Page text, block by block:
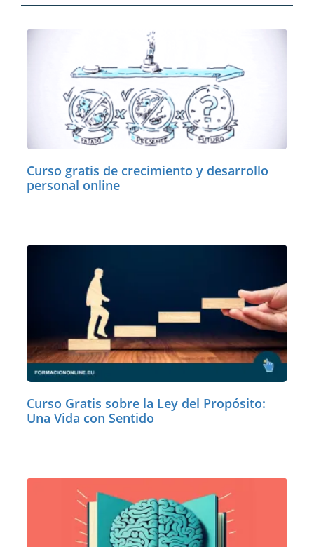
Curso gratis de crecimiento y desarrollo
personal online
Curso Gratis sobre la Ley del Propósito:
Una Vida con Sentido